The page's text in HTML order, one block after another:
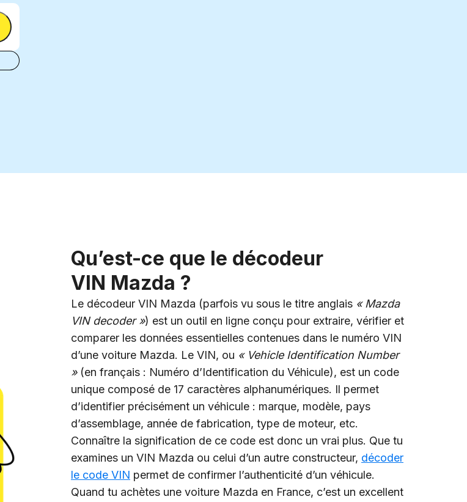
Qu’est-ce que le décodeur
VIN Mazda ?
Le décodeur VIN Mazda (parfois vu sous le titre anglais « Mazda
VIN decoder ») est un outil en ligne conçu pour extraire, vérifier et
comparer les données essentielles contenues dans le numéro VIN
d’une voiture Mazda. Le VIN, ou « Vehicle Identification Number
»(en français : Numéro d’Identification du Véhicule), est un code
unique composé de 17 caractères alphanumériques. Il permet
d’identifier précisément un véhicule : marque, modèle, pays
d’assemblage, année de fabrication, type de moteur, etc.
Connaître la signification de ce code est donc un vrai plus. Que tu
examines un VIN Mazda ou celui d’un autre constructeur, décoder
le code VIN permet de confirmer l’authenticité d’un véhicule.
Quand tu achètes une voiture Mazda en France, c’est un excellent